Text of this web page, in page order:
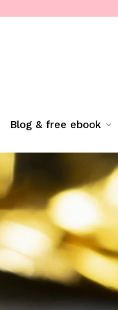
blog & free ebook